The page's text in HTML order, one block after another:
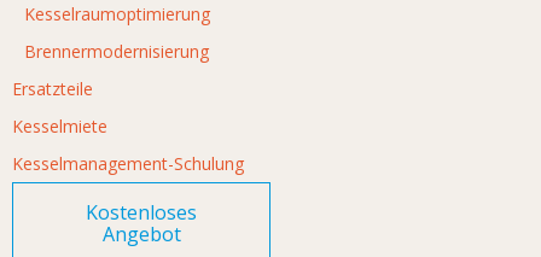
Kesselraumoptimierung
Brennermodernisierung
Ersatzteile
Kesselmiete
Kesselmanagement-Schulung
Kostenloses
Angebot